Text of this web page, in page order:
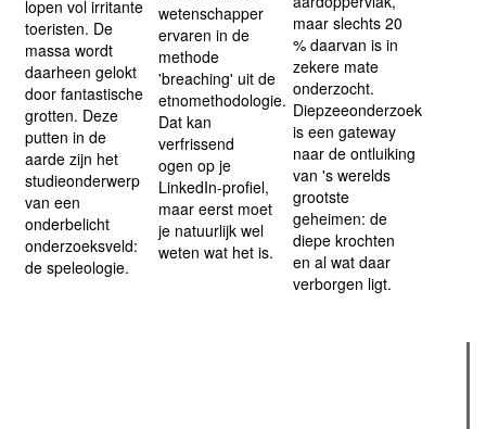
wetenschapper
ervaren in de
methode
'breaching' uit de
etnomethodologie.
Dat kan
verfrissend
ogen op je
LinkedIn-profiel,
maar eerst moet
je natuurlijk wel
weten wat het is.
lopen vol irritante
toeristen. De
massa wordt
daarheen gelokt
door fantastische
grotten. Deze
putten in de
aarde zijn het
studieonderwerp
van een
onderbelicht
onderzoeksveld:
de speleologie.
maar slechts 20
% daarvan is in
zekere mate
onderzocht.
Diepzeeonderzoek
is een gateway
naar de ontluiking
van 's werelds
grootste
geheimen: de
diepe krochten
en al wat daar
verborgen ligt.